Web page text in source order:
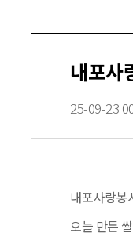
내포사
25-09-23
내포사랑봉
오늘 만든